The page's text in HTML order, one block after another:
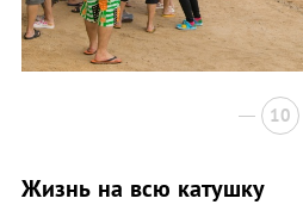
10
Жизнь на всю катушку